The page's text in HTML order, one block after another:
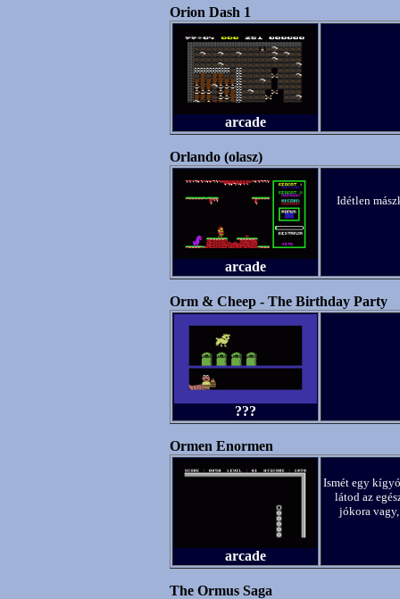
Orion Dash 1
arcade
Orlando (olasz)
arcade
Idétlen
Orm & Cheep - The Birthday Party
???
Ormen Enormen
arcade
Ismét egy
látod az
jókora
The Ormus Saga